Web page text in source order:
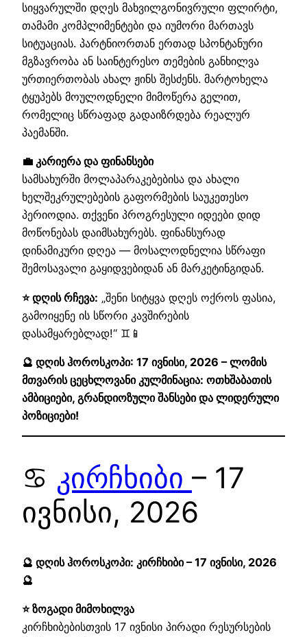
სიყვარულში დღეს მახვილგონივრული ფლირტი,
თამამი კომპლიმენტები და იუმორი მართავს
სიტუაციას. პარტნიორთან ერთად სპონტანური
მგზავრობა ან საინტერესო თემების განხილვა
ურთიერთობას ახალ ჟინს შესძენს. მარტოხელა
ტყუპებს მოულოდნელი მიმოწერა გელით,
რომელიც სწრაფად გადაიზრდება რეალურ
პაემანში.
💼 კარიერა და ფინანსები
სამსახურში მოლაპარაკებებისა და ახალი
ხელშეკრულებების გაფორმების საუკეთესო
პერიოდია. თქვენი პროგრესული იდეები დიდ
მოწონებას დაიმსახურებს. ფინანსურად
დინამიკური დღეა — მოსალოდნელია სწრაფი
შემოსავალი გაყიდვებიდან ან მარკეტინგიდან.
⭐ დღის რჩევა: „შენი სიტყვა დღეს ოქროს ფასია,
გამოიყენე ის სწორი კავშირების
დასამყარებლად!“ ♊📱
🔮 დღის ჰოროსკოპი: 17 ივნისი, 2026 – ლომის
მთვარის ცეცხლოვანი კულმინაცია: ოთხშაბათის
ამბიციები, გრანდიოზული შანსები და ლიდერული
პოზიციები!
♋ კირჩხიბი – 17
ივნისი, 2026
🔮 დღის ჰოროსკოპი: კირჩხიბი – 17 ივნისი, 2026
🔮
⭐ ზოგადი მიმოხილვა
კირჩხიბებისთვის 17 ივნისი პირადი რესურსების